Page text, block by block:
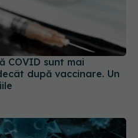
COVID sunt mai
după vaccinare. Un